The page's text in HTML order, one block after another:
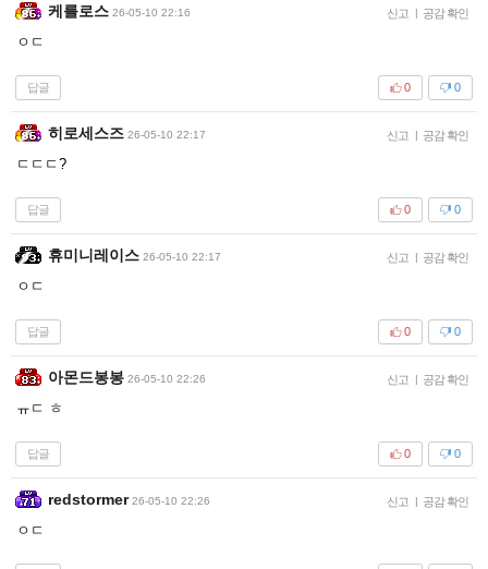
케를로스 26-05-10 22:16 신고 | 공감 확인
ㅇㄷ
답글 0
0
히로세스즈 26-05-10 22:17 신고 | 공감 확인
ㄷㄷㄷ?
답글 0
0
휴미니레이스 26-05-10 22:17 신고 | 공감 확인
ㅇㄷ
답글 0
0
아몬드봉봉 26-05-10 22:26 신고 | 공감 확인
ㅠㄷ ㅎ
답글 0
0
redstormer 26-05-10 22:26 신고 | 공감 확인
ㅇㄷ